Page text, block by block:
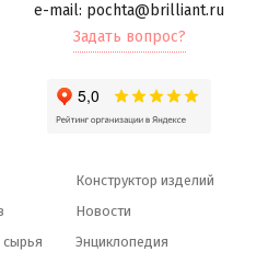
e-mail: pochta@brilliant.ru
Задать вопрос?
Конструктор изделий
Новости
Энциклопедия